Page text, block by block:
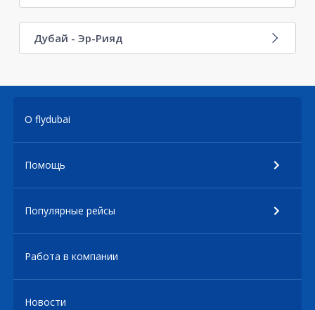
Дубай - Эр-Рияд
О flydubai
Помощь
Популярные рейсы
Работа в компании
Новости